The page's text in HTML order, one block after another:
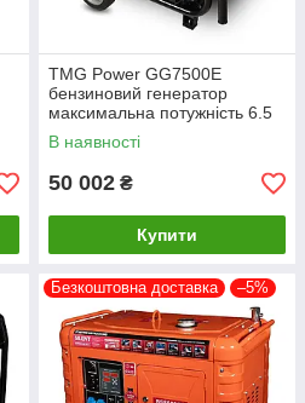
TMG Power GG7500E
бензиновий генератор
максимальна потужність 6.5
кВт
В наявності
50 002 ₴
Купити
Безкоштовна доставка –5%